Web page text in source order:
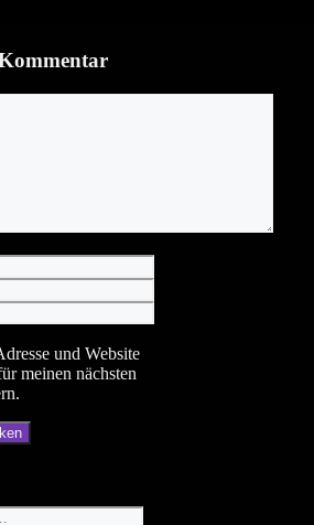
und Website
meinen nächsten